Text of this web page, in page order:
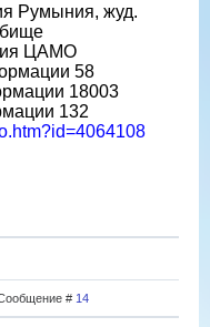
Румыния, жуд.
ЦАМО
58
18003
132
# 14